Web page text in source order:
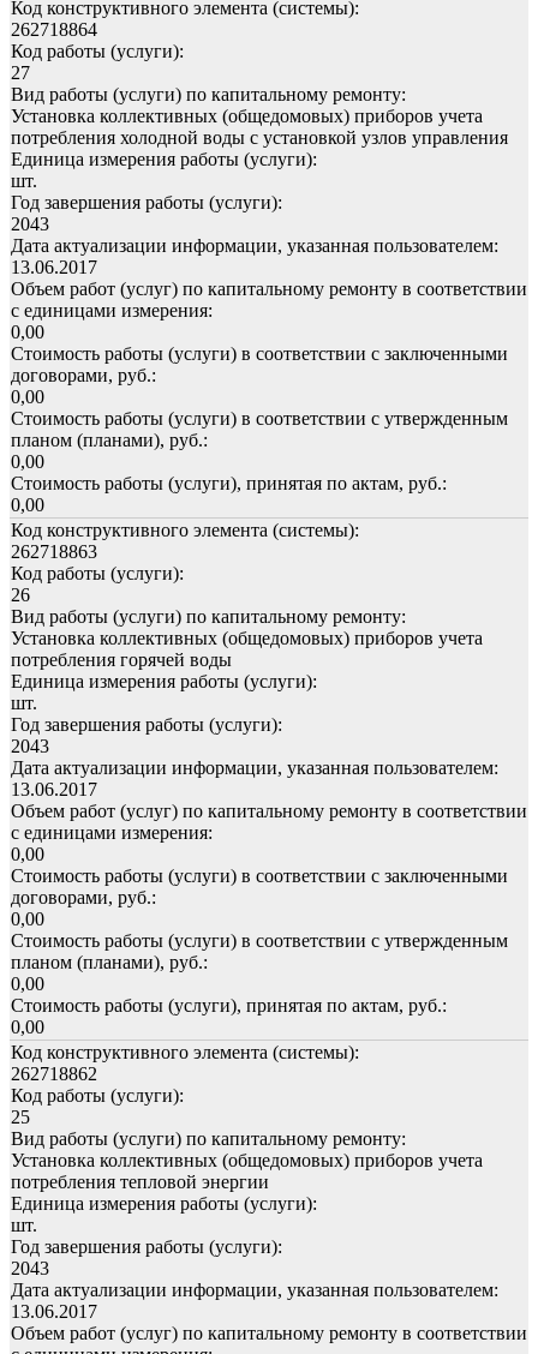
Код конструктивного элемента (системы):
262718864
Код работы (услуги):
27
Вид работы (услуги) по капитальному ремонту:
Установка коллективных (общедомовых) приборов учета
потребления холодной воды с установкой узлов управления
Единица измерения работы (услуги):
шт.
Год завершения работы (услуги):
2043
Дата актуализации информации, указанная пользователем:
13.06.2017
Объем работ (услуг) по капитальному ремонту в соответствии
с единицами измерения:
0,00
Стоимость работы (услуги) в соответствии с заключенными
договорами, руб.:
0,00
Стоимость работы (услуги) в соответствии с утвержденным
планом (планами), руб.:
0,00
Стоимость работы (услуги), принятая по актам, руб.:
0,00
Код конструктивного элемента (системы):
262718863
Код работы (услуги):
26
Вид работы (услуги) по капитальному ремонту:
Установка коллективных (общедомовых) приборов учета
потребления горячей воды
Единица измерения работы (услуги):
шт.
Год завершения работы (услуги):
2043
Дата актуализации информации, указанная пользователем:
13.06.2017
Объем работ (услуг) по капитальному ремонту в соответствии
с единицами измерения:
0,00
Стоимость работы (услуги) в соответствии с заключенными
договорами, руб.:
0,00
Стоимость работы (услуги) в соответствии с утвержденным
планом (планами), руб.:
0,00
Стоимость работы (услуги), принятая по актам, руб.:
0,00
Код конструктивного элемента (системы):
262718862
Код работы (услуги):
25
Вид работы (услуги) по капитальному ремонту:
Установка коллективных (общедомовых) приборов учета
потребления тепловой энергии
Единица измерения работы (услуги):
шт.
Год завершения работы (услуги):
2043
Дата актуализации информации, указанная пользователем:
13.06.2017
Объем работ (услуг) по капитальному ремонту в соответствии